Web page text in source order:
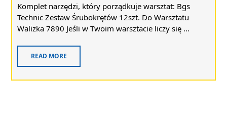
Komplet narzędzi, który porządkuje warsztat: Bgs
Technic Zestaw Śrubokrętów 12szt. Do Warsztatu
Walizka 7890 Jeśli w Twoim warsztacie liczy się ...
READ MORE